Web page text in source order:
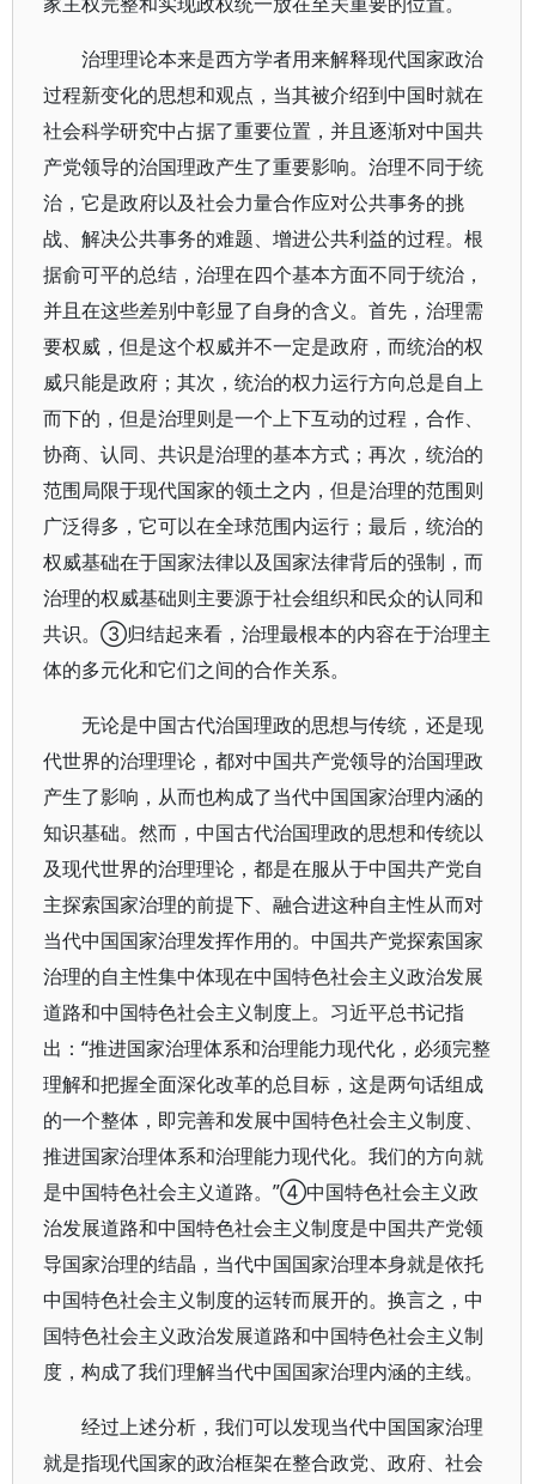
治理理论本来是西方学者用来解释现代国家政治
过程新变化的思想和观点，当其被介绍到中国时就在
社会科学研究中占据了重要位置，并且逐渐对中国共
产党领导的治国理政产生了重要影响。治理不同于统
治，它是政府以及社会力量合作应对公共事务的挑
战、解决公共事务的难题、增进公共利益的过程。根
据俞可平的总结，治理在四个基本方面不同于统治，
并且在这些差别中彰显了自身的含义。首先，治理需
要权威，但是这个权威并不一定是政府，而统治的权
威只能是政府；其次，统治的权力运行方向总是自上
而下的，但是治理则是一个上下互动的过程，合作、
协商、认同、共识是治理的基本方式；再次，统治的
范围局限于现代国家的领土之内，但是治理的范围则
广泛得多，它可以在全球范围内运行；最后，统治的
权威基础在于国家法律以及国家法律背后的强制，而
治理的权威基础则主要源于社会组织和民众的认同和
共识。③归结起来看，治理最根本的内容在于治理主
体的多元化和它们之间的合作关系。
无论是中国古代治国理政的思想与传统，还是现
代世界的治理理论，都对中国共产党领导的治国理政
产生了影响，从而也构成了当代中国国家治理内涵的
知识基础。然而，中国古代治国理政的思想和传统以
及现代世界的治理理论，都是在服从于中国共产党自
主探索国家治理的前提下、融合进这种自主性从而对
当代中国国家治理发挥作用的。中国共产党探索国家
治理的自主性集中体现在中国特色社会主义政治发展
道路和中国特色社会主义制度上。习近平总书记指
出：“推进国家治理体系和治理能力现代化，必须完整
理解和把握全面深化改革的总目标，这是两句话组成
的一个整体，即完善和发展中国特色社会主义制度、
推进国家治理体系和治理能力现代化。我们的方向就
是中国特色社会主义道路。”④中国特色社会主义政
治发展道路和中国特色社会主义制度是中国共产党领
导国家治理的结晶，当代中国国家治理本身就是依托
中国特色社会主义制度的运转而展开的。换言之，中
国特色社会主义政治发展道路和中国特色社会主义制
度，构成了我们理解当代中国国家治理内涵的主线。
经过上述分析，我们可以发现当代中国国家治理
就是指现代国家的政治框架在整合政党、政府、社会